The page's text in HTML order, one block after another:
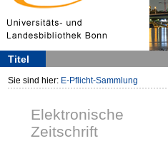
Titel
Sie sind hier: E-Pflicht-Sammlung
Elektronische
Zeitschrift